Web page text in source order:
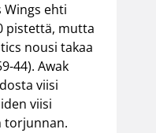
Wings ehti
pistettä, mutta
nousi takaa
44). Awak
viisi
viisi
torjunnan.